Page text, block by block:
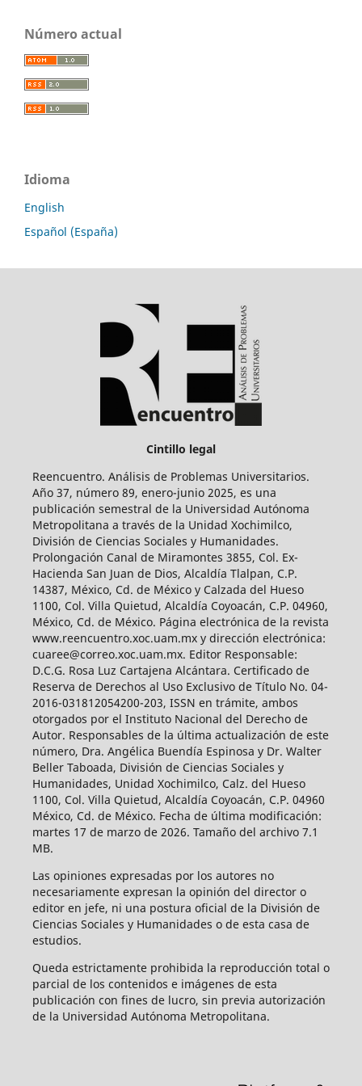
Número actual
Idioma
English
Español (España)
Cintillo legal
Reencuentro. Análisis de Problemas Universitarios.
Año 37, número 89, enero-junio 2025, es una
publicación semestral de la Universidad Autónoma
Metropolitana a través de la Unidad Xochimilco,
División de Ciencias Sociales y Humanidades.
Prolongación Canal de Miramontes 3855, Col. Ex-
Hacienda San Juan de Dios, Alcaldía Tlalpan, C.P.
14387, México, Cd. de México y Calzada del Hueso
1100, Col. Villa Quietud, Alcaldía Coyoacán, C.P. 04960,
México, Cd. de México. Página electrónica de la revista
www.reencuentro.xoc.uam.mx y dirección electrónica:
cuaree@correo.xoc.uam.mx. Editor Responsable:
D.C.G. Rosa Luz Cartajena Alcántara. Certificado de
Reserva de Derechos al Uso Exclusivo de Título No. 04-
2016-031812054200-203, ISSN en trámite, ambos
otorgados por el Instituto Nacional del Derecho de
Autor. Responsables de la última actualización de este
número, Dra. Angélica Buendía Espinosa y Dr. Walter
Beller Taboada, División de Ciencias Sociales y
Humanidades, Unidad Xochimilco, Calz. del Hueso
1100, Col. Villa Quietud, Alcaldía Coyoacán, C.P. 04960
México, Cd. de México. Fecha de última modificación:
martes 17 de marzo de 2026. Tamaño del archivo 7.1
MB.
Las opiniones expresadas por los autores no
necesariamente expresan la opinión del director o
editor en jefe, ni una postura oficial de la División de
Ciencias Sociales y Humanidades o de esta casa de
estudios.
Queda estrictamente prohibida la reproducción total o
parcial de los contenidos e imágenes de esta
publicación con fines de lucro, sin previa autorización
de la Universidad Autónoma Metropolitana.